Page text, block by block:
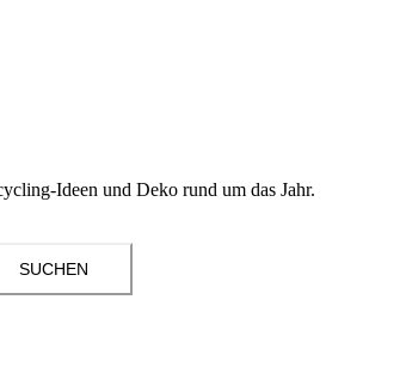
Ideen und Deko rund um das Jahr.